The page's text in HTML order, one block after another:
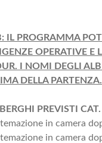
IL PROGRAMMA
OPERATIVE
I NOMI DEGLI
DELLA PARTENZA.
PREVISTI
in camera
in camera